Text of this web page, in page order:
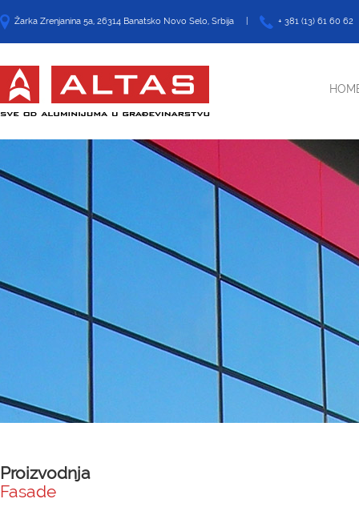
Žarka Zrenjanina 5a, 26314 Banatsko Novo Selo, Srbija | + 381 (13) 61 60 62
Proizvodnja
Fasade